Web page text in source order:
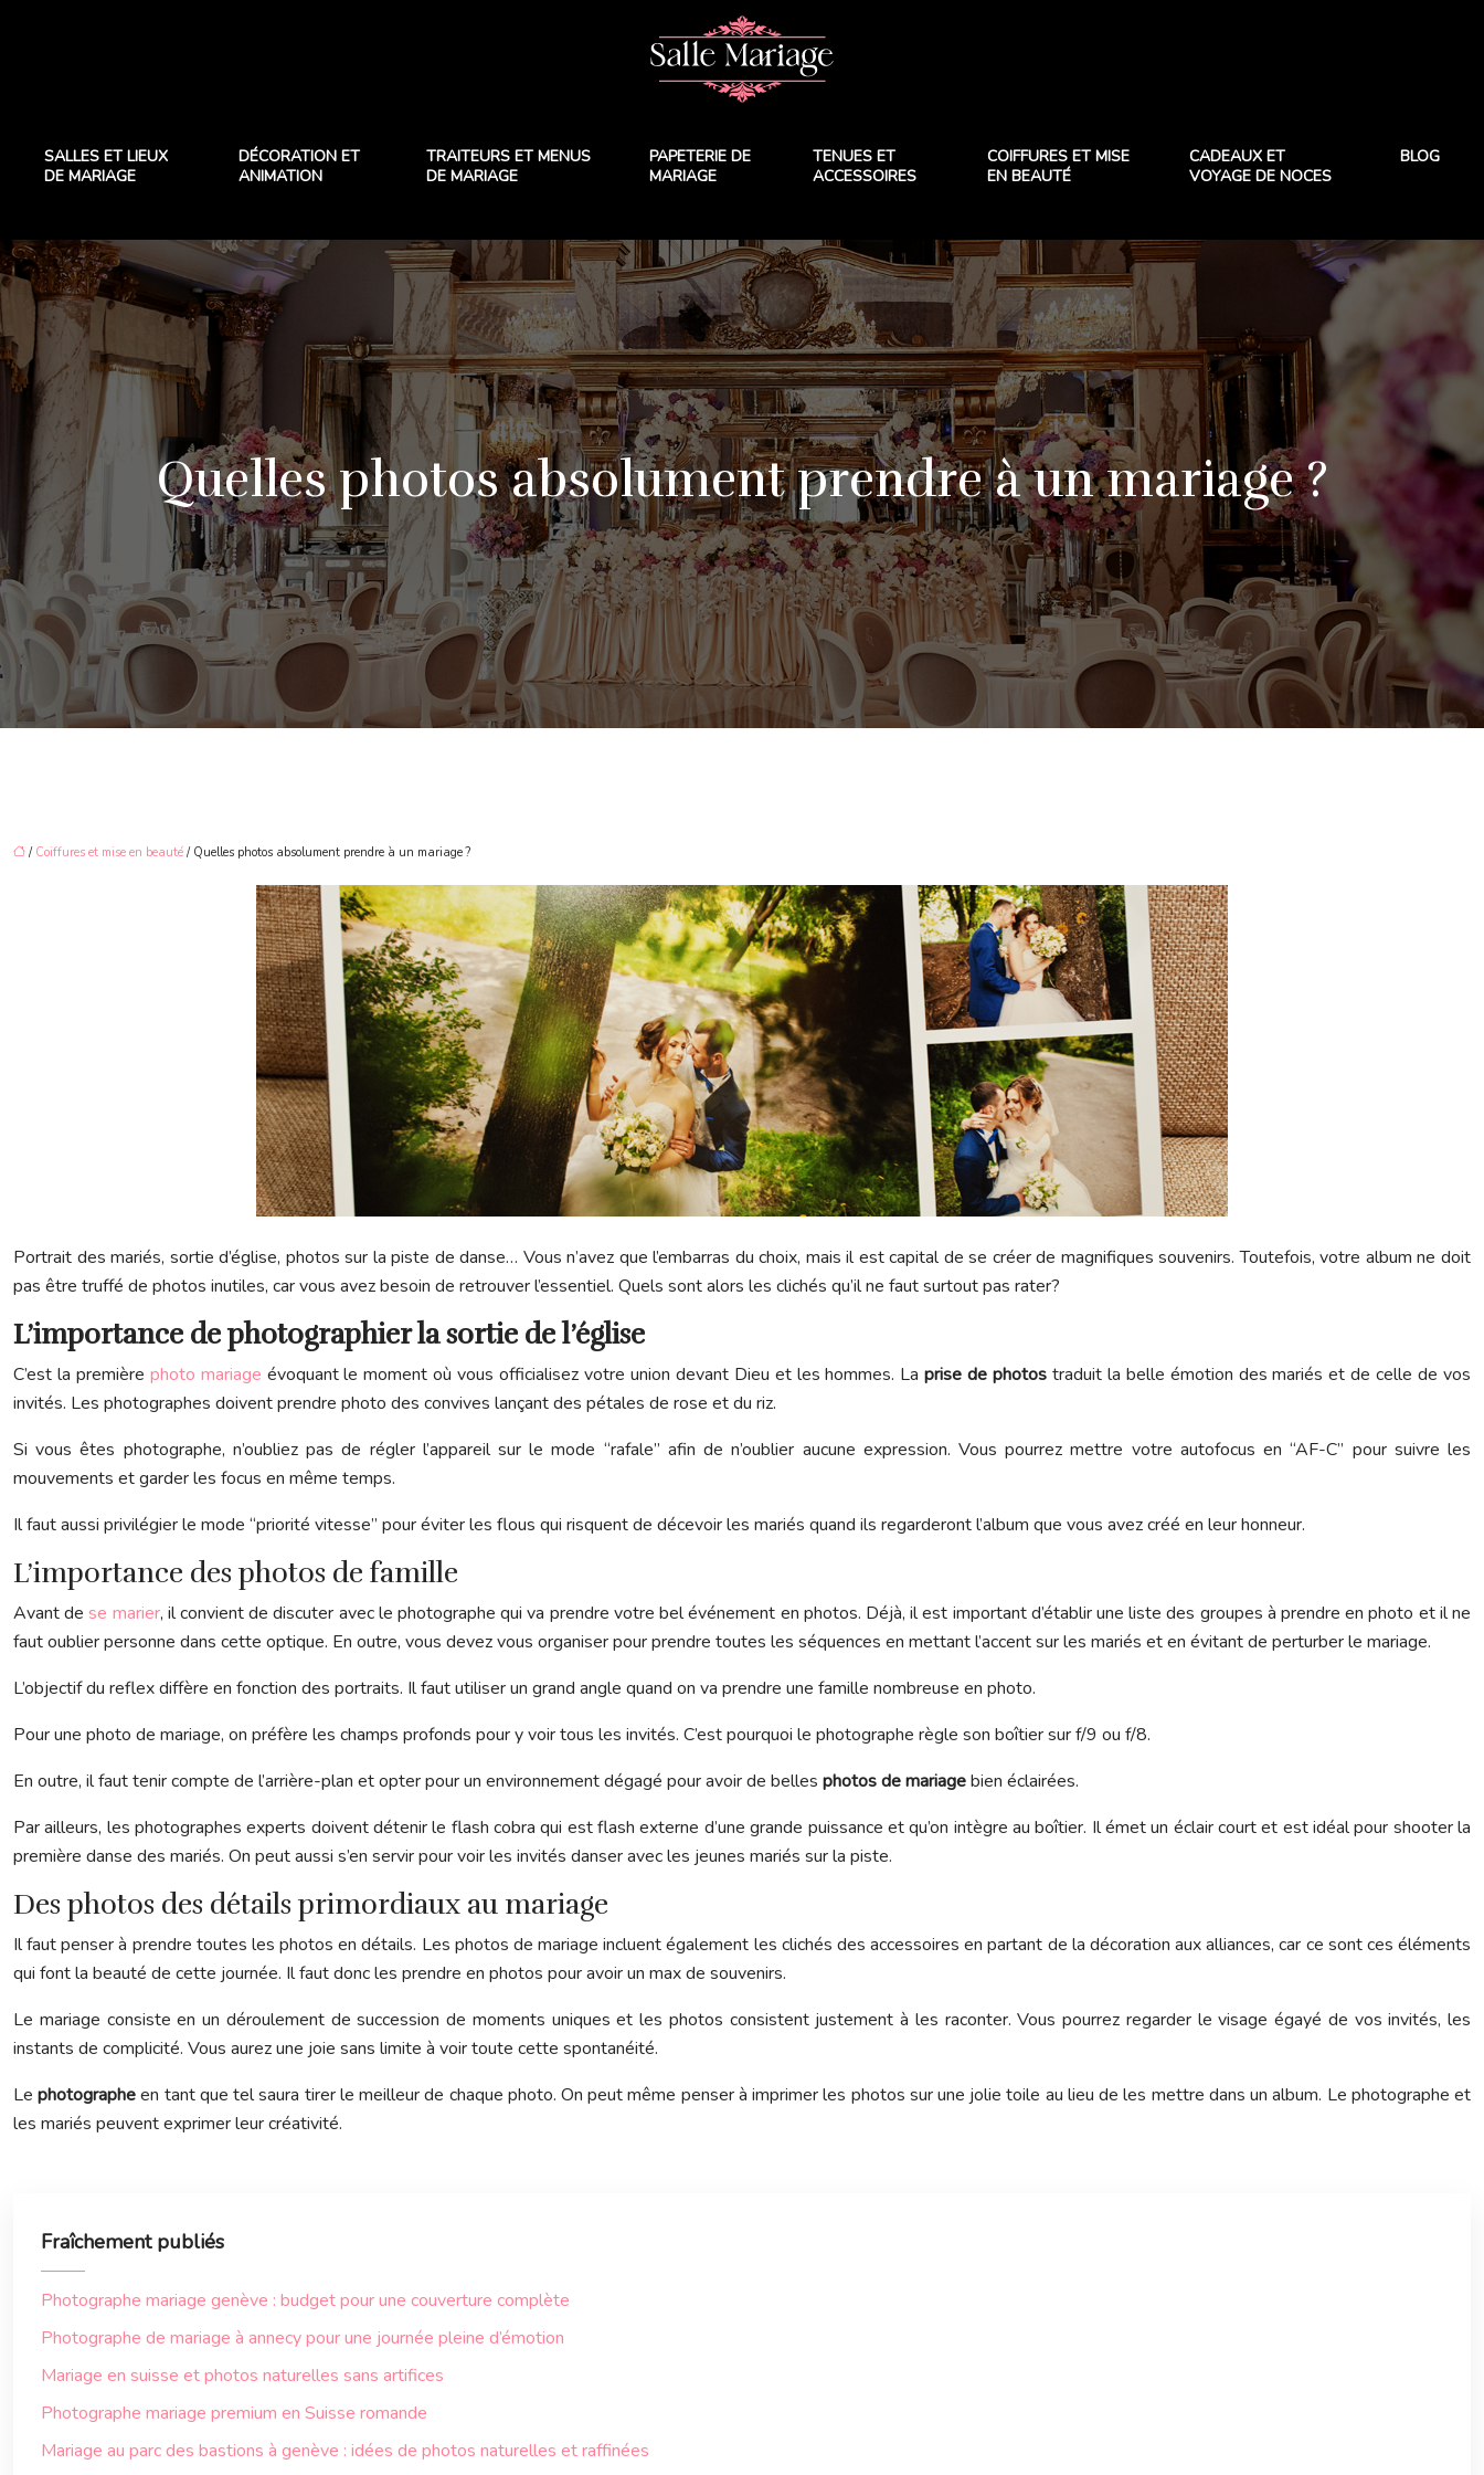
SALLES ET LIEUX
DE MARIAGE
DÉCORATION ET
ANIMATION
TRAITEURS ET MENUS
DE MARIAGE
PAPETERIE DE
MARIAGE
TENUES ET
ACCESSOIRES
COIFFURES ET MISE
EN BEAUTÉ
CADEAUX ET
VOYAGE DE NOCES
BLOG
Quelles photos absolument prendre à un mariage ?
/ Coiffures et mise en beauté / Quelles photos absolument prendre à un mariage ?
Portrait des mariés, sortie d’église, photos sur la piste de danse… Vous n’avez que l’embarras du choix, mais il est capital de se créer de magnifiques souvenirs. Toutefois, votre album ne doit
pas être truffé de photos inutiles, car vous avez besoin de retrouver l’essentiel. Quels sont alors les clichés qu’il ne faut surtout pas rater?
L’importance de photographier la sortie de l’église
C’est la première photo mariage évoquant le moment où vous officialisez votre union devant Dieu et les hommes. Laprise de photos traduit la belle émotion des mariés et de celle de vos
invités. Les photographes doivent prendre photo des convives lançant des pétales de rose et du riz.
Si vous êtes photographe, n’oubliez pas de régler l’appareil sur le mode “rafale” afin de n’oublier aucune expression. Vous pourrez mettre votre autofocus en “AF-C” pour suivre les
mouvements et garder les focus en même temps.
Il faut aussi privilégier le mode “priorité vitesse” pour éviter les flous qui risquent de décevoir les mariés quand ils regarderont l’album que vous avez créé en leur honneur.
L’importance des photos de famille
Avant dese marier, il convient de discuter avec le photographe qui va prendre votre bel événement en photos. Déjà, il est important d’établir une liste des groupes à prendre en photo et il ne
faut oublier personne dans cette optique. En outre, vous devez vous organiser pour prendre toutes les séquences en mettant l’accent sur les mariés et en évitant de perturber le mariage.
L’objectif du reflex diffère en fonction des portraits. Il faut utiliser un grand angle quand on va prendre une famille nombreuse en photo.
Pour une photo de mariage, on préfère les champs profonds pour y voir tous les invités. C’est pourquoi le photographe règle son boîtier sur f/9 ou f/8.
En outre, il faut tenir compte de l’arrière-plan et opter pour un environnement dégagé pour avoir de belles photos de mariagebien éclairées.
Par ailleurs, les photographes experts doivent détenir le flash cobra qui est flash externe d’une grande puissance et qu’on intègre au boîtier. Il émet un éclair court et est idéal pour shooter la
première danse des mariés. On peut aussi s’en servir pour voir les invités danser avec les jeunes mariés sur la piste.
Des photos des détails primordiaux au mariage
Il faut penser à prendre toutes les photos en détails. Les photos de mariage incluent également les clichés des accessoires en partant de la décoration aux alliances, car ce sont ces éléments
qui font la beauté de cette journée. Il faut donc les prendre en photos pour avoir un max de souvenirs.
Le mariage consiste en un déroulement de succession de moments uniques et les photos consistent justement à les raconter. Vous pourrez regarder le visage égayé de vos invités, les
instants de complicité. Vous aurez une joie sans limite à voir toute cette spontanéité.
Lephotographeen tant que tel saura tirer le meilleur de chaque photo. On peut même penser à imprimer les photos sur une jolie toile au lieu de les mettre dans un album. Le photographe et
les mariés peuvent exprimer leur créativité.
Fraîchement publiés
Photographe mariage genève : budget pour une couverture complète
Photographe de mariage à annecy pour une journée pleine d’émotion
Mariage en suisse et photos naturelles sans artifices
Photographe mariage premium en Suisse romande
Mariage au parc des bastions à genève : idées de photos naturelles et raffinées